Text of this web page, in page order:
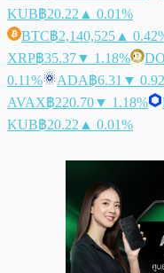
KUB฿20.22 ▲ 0.01%
BTC฿2,140,525 ▲
XRP฿35.37▼ 1.18%
0.11%
ADA฿6.31 ▼
AVAX฿220.70▼ 1.18%
KUB฿20.22 ▲ 0.01%